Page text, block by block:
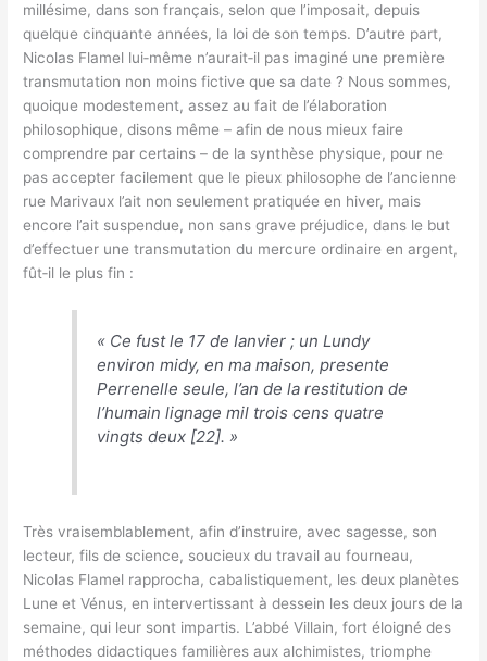
millésime, dans son français, selon que l’imposait, depuis
quelque cinquante années, la loi de son temps. D’autre part,
Nicolas Flamel lui‑même n’aurait‑il pas imaginé une première
transmutation non moins fictive que sa date ? Nous sommes,
quoique modestement, assez au fait de l’élaboration
philosophique, disons même – afin de nous mieux faire
comprendre par certains – de la synthèse physique, pour ne
pas accepter facilement que le pieux philosophe de l’ancienne
rue Marivaux l’ait non seulement pratiquée en hiver, mais
encore l’ait suspendue, non sans grave préjudice, dans le but
d’effectuer une transmutation du mercure ordinaire en argent,
fût‑il le plus fin :
« Ce fust le 17 de Ianvier ; un Lundy
environ midy, en ma maison, presente
Perrenelle seule, l’an de la restitution de
l’humain lignage mil trois cens quatre
vingts deux [22]. »
Très vraisemblablement, afin d’instruire, avec sagesse, son
lecteur, fils de science, soucieux du travail au fourneau,
Nicolas Flamel rapprocha, cabalistiquement, les deux planètes
Lune et Vénus, en intervertissant à dessein les deux jours de la
semaine, qui leur sont impartis. L’abbé Villain, fort éloigné des
méthodes didactiques familières aux alchimistes, triomphe